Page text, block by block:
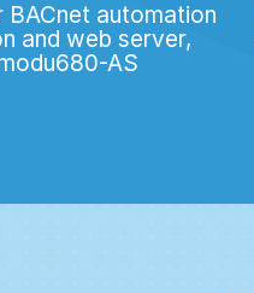
BACnet automation
and web server,
AS